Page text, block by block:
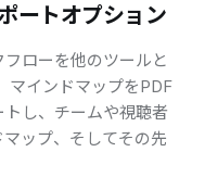
ートオプション
ローを他のツールと
マインドマップをPDF
し、チームや視聴者
ップ、そしてその先